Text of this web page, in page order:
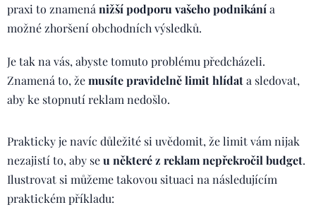
praxi to znamená nižší podporu vašeho podnikánía
možné zhoršení obchodních výsledků.
Je tak na vás, abyste tomuto problému předcházeli.
Znamená to, žemusíte pravidelně limit hlídata sledovat,
aby ke stopnutí reklam nedošlo.
Prakticky je navíc důležité si uvědomit, že limit vám nijak
nezajistí to, aby seu některé z reklam nepřekročil budget.
Ilustrovat si můžeme takovou situaci na následujícím
praktickém příkladu: